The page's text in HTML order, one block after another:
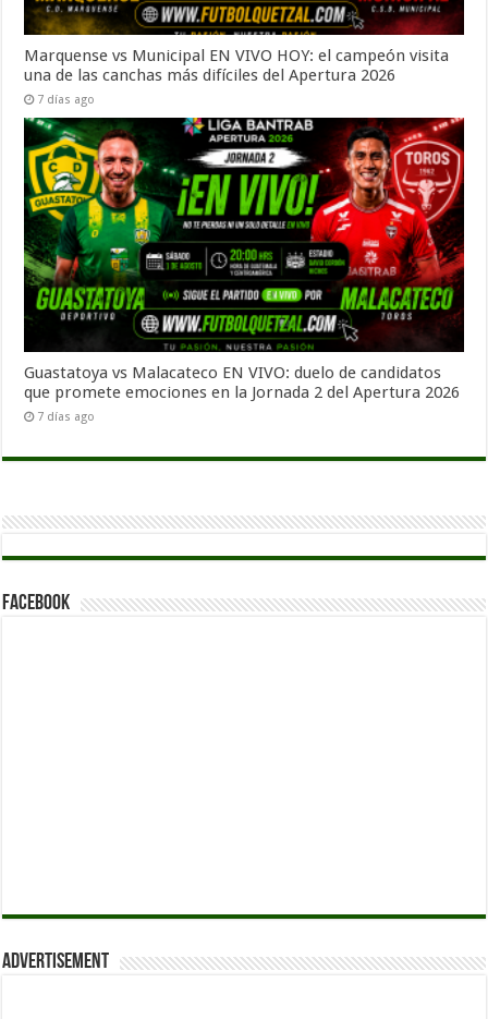
Marquense vs Municipal EN VIVO HOY: el campeón visita
una de las canchas más difíciles del Apertura 2026
7 días ago
Guastatoya vs Malacateco EN VIVO: duelo de candidatos
que promete emociones en la Jornada 2 del Apertura 2026
7 días ago
Facebook
Advertisement